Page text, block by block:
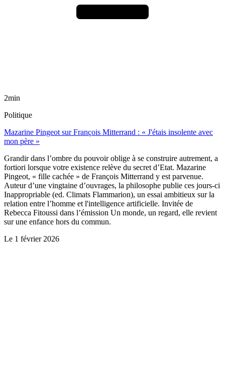
2min
Politique
Mazarine Pingeot sur François Mitterrand : « J'étais insolente avec
mon père »
Grandir dans l’ombre du pouvoir oblige à se construire autrement, a
fortiori lorsque votre existence relève du secret d’Etat. Mazarine
Pingeot, « fille cachée » de François Mitterrand y est parvenue.
Auteur d’une vingtaine d’ouvrages, la philosophe publie ces jours-ci
Inappropriable (ed. Climats Flammarion), un essai ambitieux sur la
relation entre l’homme et l'intelligence artificielle. Invitée de
Rebecca Fitoussi dans l’émission Un monde, un regard, elle revient
sur une enfance hors du commun.
Le 1 février 2026